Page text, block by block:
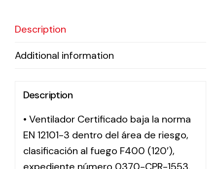
Description
Additional information
Description
• Ventilador Certificado baja la norma
EN 12101-3 dentro del área de riesgo,
clasificación al fuego F400 (120′),